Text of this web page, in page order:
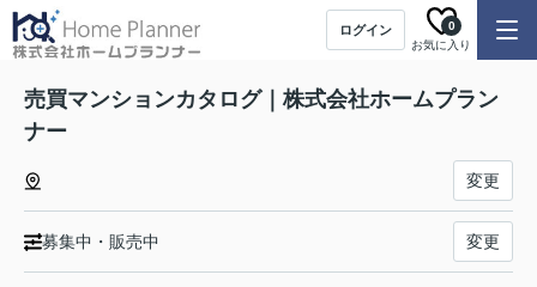
ログイン
お気に入り
0
売買マンションカタログ｜株式会社ホームプラン
ナー
変更
募集中・販売中 変更